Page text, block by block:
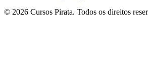
© 2026 Cursos Pirata. Todos os direitos